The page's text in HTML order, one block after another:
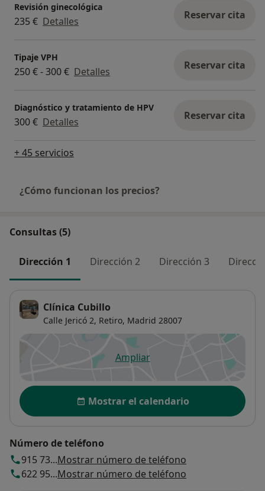
Revisión ginecológica
235 € Detalles Reservar cita
Tipaje VPH
250 € - 300 € Detalles Reservar cita
Diagnóstico y tratamiento de HPV
300 € Detalles Reservar cita
+ 45 servicios
¿Cómo funcionan los precios?
Consultas (5)
Dirección 1 Dirección 2 Dirección 3
Clínica Cubillo
Calle Jericó 2, Retiro, Madrid 28007
Ampliarse abre en una nueva
Disponibilidad
Mostrar el calendario
Número de teléfono
915 73...Mostrar número de teléfono
622 95...Mostrar número de teléfono